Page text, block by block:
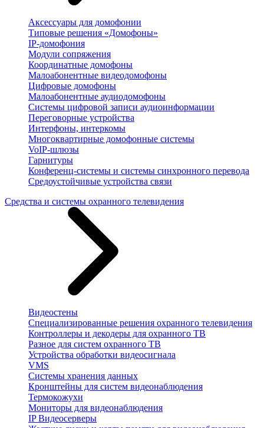
Аксессуары для домофонии
Типовые решения «Домофоны»
IP-домофония
Модули сопряжения
Координатные домофоны
Малоабонентные видеодомофоны
Цифровые домофоны
Малоабонентные аудиодомофоны
Системы цифровой записи аудиоинформации
Переговорные устройства
Интерфоны, интеркомы
Многоквартирные домофонные системы
VoIP-шлюзы
Гарнитуры
Конференц-системы и системы синхронного перевода
Средоустойчивые устройства связи
Средства и системы охранного телевидения
Видеостены
Специализированные решения охранного телевидения
Контроллеры и декодеры для охранного ТВ
Разное для систем охранного ТВ
Устройства обработки видеосигнала
VMS
Системы хранения данных
Кронштейны для систем видеонаблюдения
Термокожухи
Мониторы для видеонаблюдения
IP Видеосерверы